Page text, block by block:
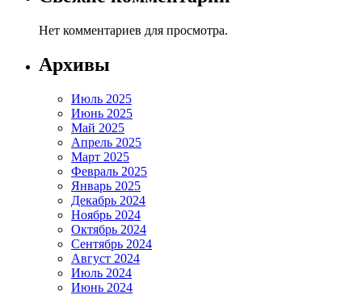
Нет комментариев для просмотра.
Архивы
Июль 2025
Июнь 2025
Май 2025
Апрель 2025
Март 2025
Февраль 2025
Январь 2025
Декабрь 2024
Ноябрь 2024
Октябрь 2024
Сентябрь 2024
Август 2024
Июль 2024
Июнь 2024